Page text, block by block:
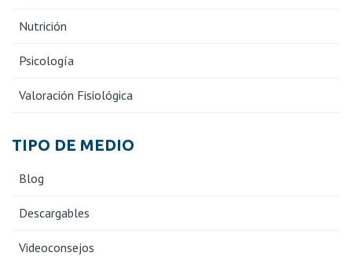
Nutrición
Psicología
Valoración Fisiológica
TIPO DE MEDIO
Blog
Descargables
Videoconsejos